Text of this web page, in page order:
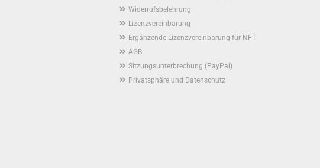
Widerrufsbelehrung
Lizenzvereinbarung
Ergänzende Lizenzvereinbarung für NFT
AGB
Sitzungsunterbrechung (PayPal)
Privatsphäre und Datenschutz